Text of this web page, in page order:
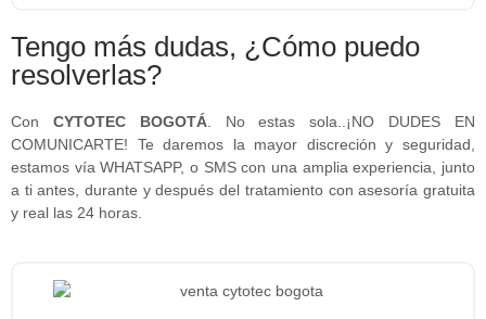
Tengo más dudas, ¿Cómo puedo
resolverlas?
Con CYTOTEC BOGOTÁ. No estas sola..¡NO DUDES EN
COMUNICARTE! Te daremos la mayor discreción y seguridad,
estamos vía WHATSAPP, o SMS con una amplia experiencia, junto
a ti antes, durante y después del tratamiento con asesoría gratuita
y real las 24 horas.